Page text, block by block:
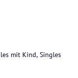
mit Kind, Singles